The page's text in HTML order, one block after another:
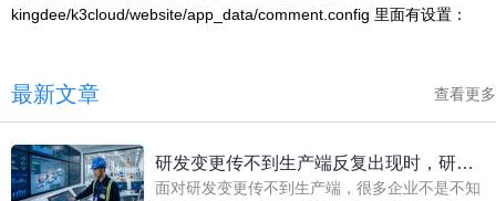
kingdee/k3cloud/website/app_data/comment.config 里面有设置：
最新文章 查看更多
研发变更传不到生产端反复出现时，研发
负责人推进一体化建设别急着大干，先抓
面对研发变更传不到生产端，很多企业不是不知